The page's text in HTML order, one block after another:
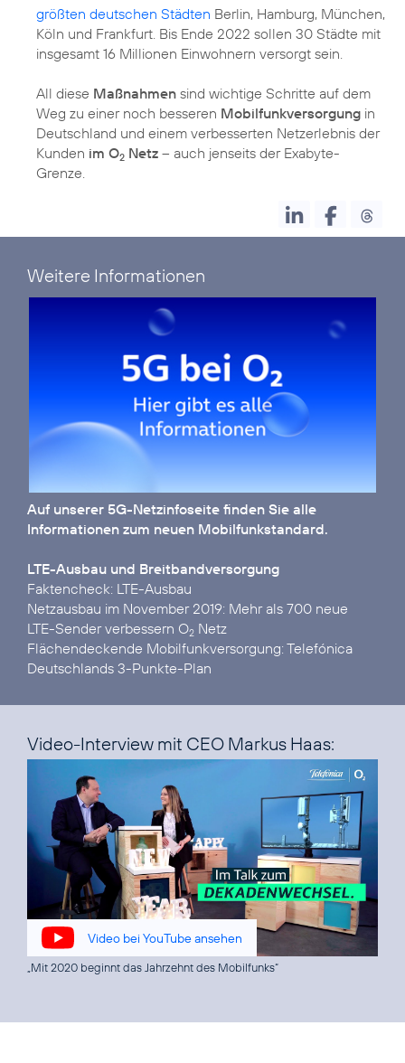
größten deutschen Städten Berlin, Hamburg, München,
Köln und Frankfurt. Bis Ende 2022 sollen 30 Städte mit
insgesamt 16 Millionen Einwohnern versorgt sein.
All diese Maßnahmen sind wichtige Schritte auf dem
Weg zu einer noch besseren Mobilfunkversorgung in
Deutschland und einem verbesserten Netzerlebnis der
Kunden im O2 Netz – auch jenseits der Exabyte-
Grenze.
Weitere Informationen
Auf unserer 5G-Netzinfoseite finden Sie alle
Informationen zum neuen Mobilfunkstandard.
LTE-Ausbau und Breitbandversorgung
Faktencheck: LTE-Ausbau
Netzausbau im November 2019: Mehr als 700 neue
LTE-Sender verbessern O2 Netz
Flächendeckende Mobilfunkversorgung: Telefónica
Deutschlands 3-Punkte-Plan
Video-Interview mit CEO Markus Haas:
Video bei YouTube ansehen
„Mit 2020 beginnt das Jahrzehnt des Mobilfunks“